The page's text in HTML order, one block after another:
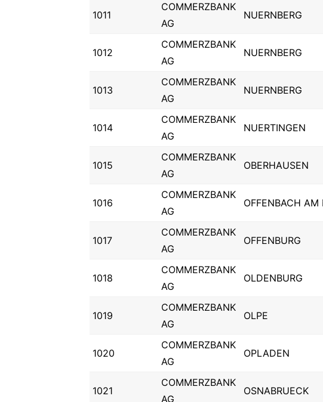
1011
COMMERZBANK
AG
NUERNBERG
1012
COMMERZBANK
AG
NUERNBERG
1013
COMMERZBANK
AG
NUERNBERG
1014
COMMERZBANK
AG
NUERTINGEN
1015
COMMERZBANK
AG
OBERHAUSEN
1016
COMMERZBANK
AG
OFFENBACH AM
1017
COMMERZBANK
AG
OFFENBURG
1018
COMMERZBANK
AG
OLDENBURG
1019
COMMERZBANK
AG
OLPE
1020
COMMERZBANK
AG
OPLADEN
1021
COMMERZBANK
AG
OSNABRUECK